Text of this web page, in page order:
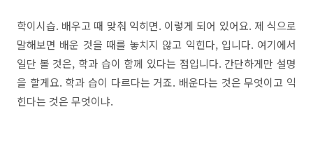
학이시습. 배우고 때 맞춰 익히면. 이렇게 되어 있어요. 제 식으로
말해보면 배운 것을 때를 놓치지 않고 익힌다, 입니다. 여기에서
일단 볼 것은, 학과 습이 함께 있다는 점입니다. 간단하게만 설명
을 할게요. 학과 습이 다르다는 거죠. 배운다는 것은 무엇이고 익
힌다는 것은 무엇이냐.